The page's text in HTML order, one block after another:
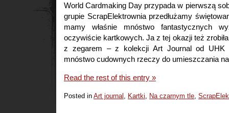
World Cardmaking Day przypada w pierwszą
grupie ScrapElektrownia przedłużamy
mamy właśnie mnóstwo fantastycznych
oczywiście kartkowych. Ja z tej okazji też
z zegarem – z kolekcji Art Journal od UHK
mnóstwo cudownych rzeczy do umieszczania
Read the rest of this entry »
Posted in Art journal , Kartki, Na czarnym tle,